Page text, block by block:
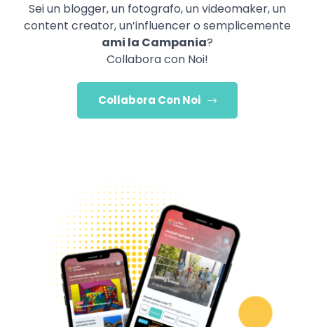
Sei un blogger, un fotografo, un videomaker, un
content creator, un’influencer o semplicemente
ami la Campania?
Collabora con Noi!
Collabora Con Noi